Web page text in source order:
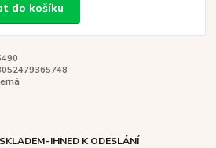
do košíku
IHNED K ODESLÁNÍ